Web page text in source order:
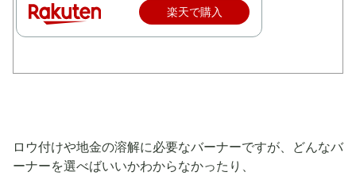
楽天で購入
ロウ付けや地金の溶解に必要なバーナーですが、どんなバ
ーナーを選べばいいかわからなかったり、